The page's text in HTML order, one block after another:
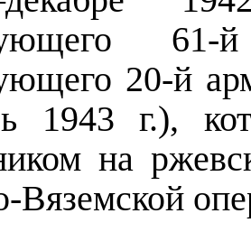
20-й
1943 г.),
на
Вяземской